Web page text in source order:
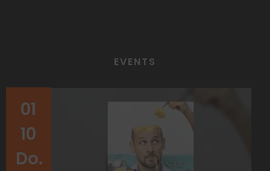
EVENTS
01
10
Do.